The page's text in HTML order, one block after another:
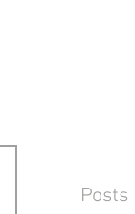
Posts